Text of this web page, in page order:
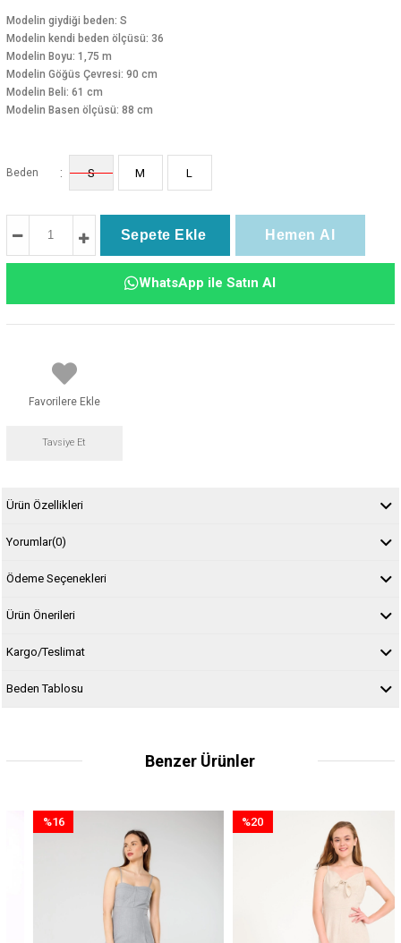
Modelin giydiği beden: S
Modelin kendi beden ölçüsü: 36
Modelin Boyu: 1,75 m
Modelin Göğüs Çevresi: 90 cm
Modelin Beli: 61 cm
Modelin Basen ölçüsü: 88 cm
Beden : S M L
WhatsApp ile Satın Al
Favorilere Ekle
Tavsiye Et
Ürün Özellikleri
Yorumlar(0)
Ödeme Seçenekleri
Ürün Önerileri
Kargo/Teslimat
Beden Tablosu
Benzer Ürünler
%16
%20